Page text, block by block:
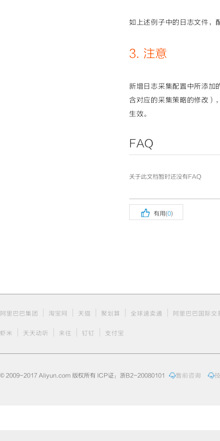
ckground:
</span></
margin: 0px;
x; padding:
der-box
t" style=
e 0% 0% /
margin: 0px;
x; padding:
e 0% 0% /
background:
0, 0, 0);"
x; padding:
t"
style=
e 0% 0% /
ake-lm-pad-
t" style=
如上述例子中的日志文件，
3. 注意
新增日志采集配置中所添加
含对应的采集策略的修改）
生效。
FAQ
关于此文档暂时还没有FAQ
 有用(0)
阿里巴巴集团 淘宝网 天猫 聚划算 全球速卖通 阿里巴巴国际交
虾米 天天动听 来往 钉钉 支付宝
© 2009-2017 Aliyun.com 版权所有 ICP证：浙B2-20080101 售前咨询